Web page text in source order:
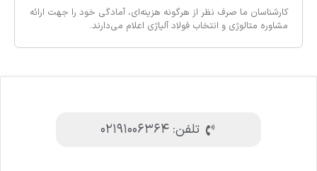
کارشناسان ما صرف نظر از هرگونه هزینه‌ای، آمادگی خود را جهت ارائه‌
مشاوره متالوژی و انتخاب فولاد آلیاژی اعلام می‌دارند.
تلفن: ۰۲۱۹۱۰۰۶۳۶۴